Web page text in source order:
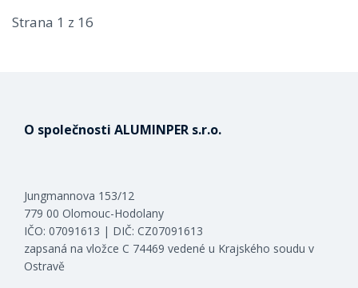
Strana 1 z 16
O společnosti ALUMINPER s.r.o.
Jungmannova 153/12
779 00 Olomouc-Hodolany
IČO: 07091613 | DIČ: CZ07091613
zapsaná na vložce C 74469 vedené u Krajského soudu v
Ostravě